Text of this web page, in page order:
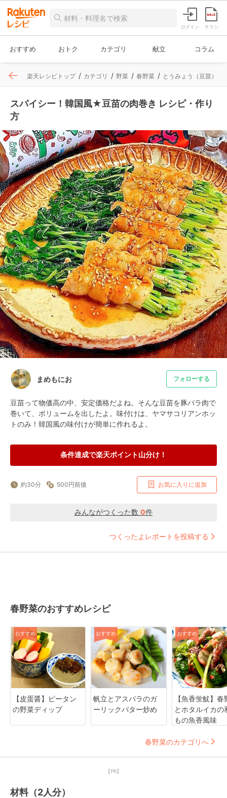
ログイン チラシ
おすすめ おトク カテゴリ 献立 コラム
楽天レシピトップ カテゴリ 野菜 春野菜 とうみょう（豆苗）
スパイシー！韓国風★豆苗の肉巻き レシピ・作り
方
まめもにお フォローする
豆苗って物価高の中、安定価格だよね。そんな豆苗を豚バラ肉で
巻いて、ボリュームを出したよ。味付けは、ヤマサコリアンホッ
トのみ！韓国風の味付けが簡単に作れるよ。
条件達成で楽天ポイント山分け！
約30分 500円前後 お気に入りに追加
みんながつくった数 0件
つくったよレポートを投稿する
春野菜のおすすめレシピ
おすすめ
【皮蛋醤】ピータン
の野菜ディップ
おすすめ
帆立とアスパラのガ
ーリックバター炒め
おすすめ
【魚香蛍魷】春
とホタルイカの
もの魚香風味
春野菜のカテゴリへ
【PR】
材料（2人分）